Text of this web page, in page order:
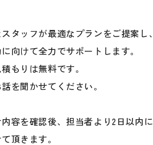
タッフが最適なプランをご提案し、
向けて全力でサポートします。
もりは無料です。
を聞かせてください。
容を確認後、担当者より2日以内に
頂きます。